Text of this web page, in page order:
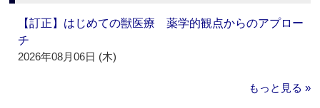
【訂正】はじめての獣医療 薬学的観点からのアプロー
チ
2026年08月06日 (木)
もっと見る »